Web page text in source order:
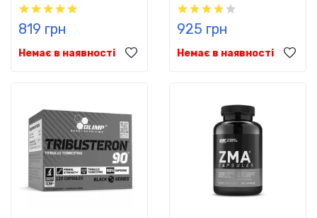
819 грн
Немає в наявності
925 грн
Немає в наявності